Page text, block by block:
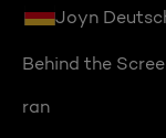
Joyn
Behind the
ran